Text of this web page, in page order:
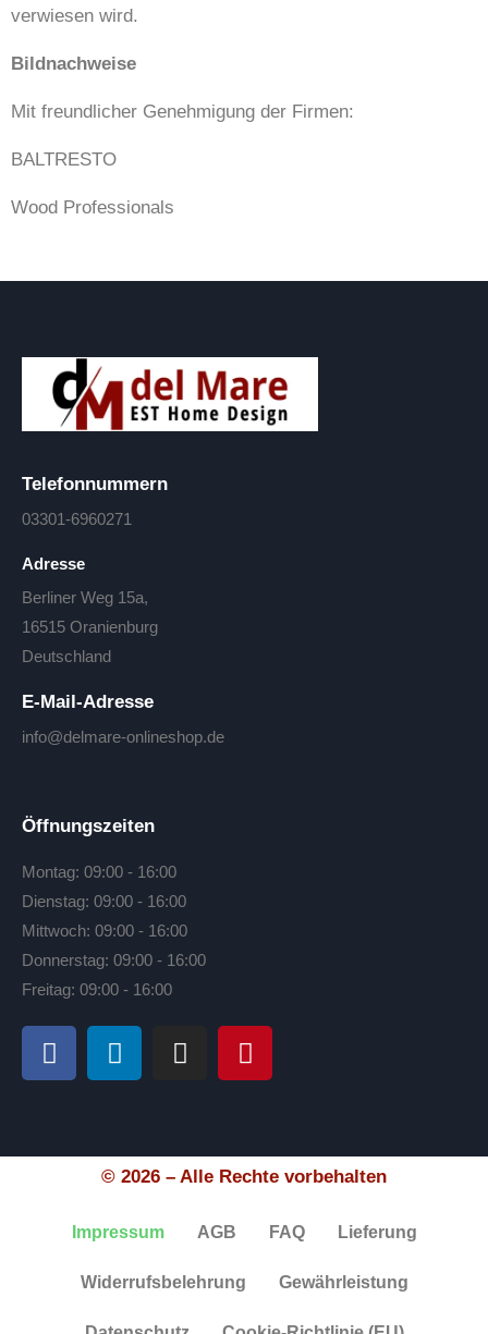
verwiesen wird.
Bildnachweise
Mit freundlicher Genehmigung der Firmen:
BALTRESTO
Wood Professionals
Telefonnummern
03301-6960271
Adresse
Berliner Weg 15a,
16515 Oranienburg
Deutschland
E-Mail-Adresse
info@delmare-onlineshop.de
Öffnungszeiten
Montag: 09:00 - 16:00
Dienstag: 09:00 - 16:00
Mittwoch: 09:00 - 16:00
Donnerstag: 09:00 - 16:00
Freitag: 09:00 - 16:00
© 2026 – Alle Rechte vorbehalten
Impressum AGB FAQ Lieferung
Widerrufsbelehrung Gewährleistung